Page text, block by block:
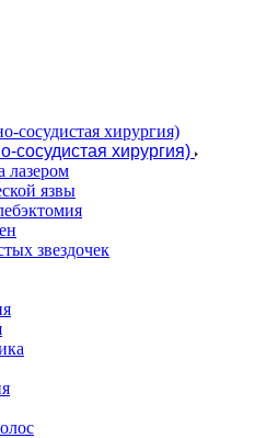
сосудистая хирургия)
лазером
язвы
звездочек